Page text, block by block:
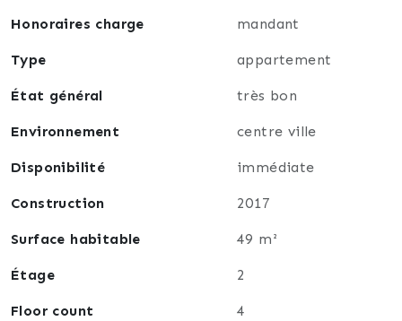
Taxe foncière : 1375
exposé sont disponibles sur le site Géorisques :
www.georisques.gouv.fr
Honoraires charge mandant
Type appartement
État général très bon
Environnement centre ville
Disponibilité immédiate
Construction 2017
Surface habitable 49 m²
Étage 2
Floor count 4